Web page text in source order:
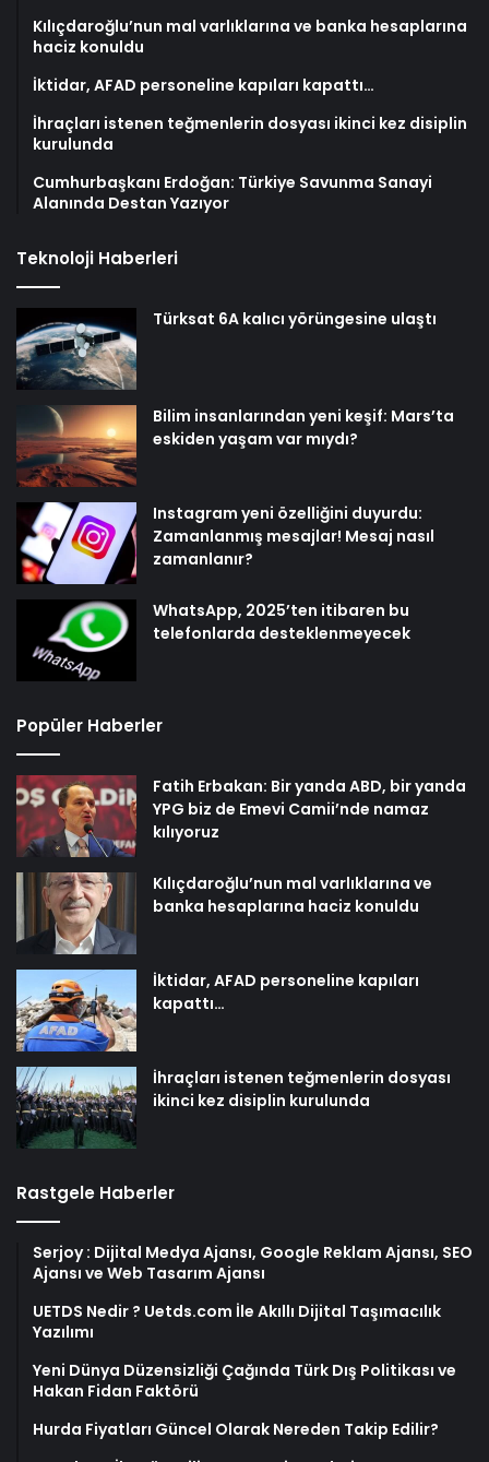
Kılıçdaroğlu’nun mal varlıklarına ve banka hesaplarına
haciz konuldu
İktidar, AFAD personeline kapıları kapattı…
İhraçları istenen teğmenlerin dosyası ikinci kez disiplin
kurulunda
Cumhurbaşkanı Erdoğan: Türkiye Savunma Sanayi
Alanında Destan Yazıyor
Teknoloji Haberleri
Türksat 6A kalıcı yörüngesine ulaştı
Bilim insanlarından yeni keşif: Mars’ta
eskiden yaşam var mıydı?
Instagram yeni özelliğini duyurdu:
Zamanlanmış mesajlar! Mesaj nasıl
zamanlanır?
WhatsApp, 2025’ten itibaren bu
telefonlarda desteklenmeyecek
Popüler Haberler
Fatih Erbakan: Bir yanda ABD, bir yanda
YPG biz de Emevi Camii’nde namaz
kılıyoruz
Kılıçdaroğlu’nun mal varlıklarına ve
banka hesaplarına haciz konuldu
İktidar, AFAD personeline kapıları
kapattı…
İhraçları istenen teğmenlerin dosyası
ikinci kez disiplin kurulunda
Rastgele Haberler
Serjoy : Dijital Medya Ajansı, Google Reklam Ajansı, SEO
Ajansı ve Web Tasarım Ajansı
UETDS Nedir ? Uetds.com İle Akıllı Dijital Taşımacılık
Yazılımı
Yeni Dünya Düzensizliği Çağında Türk Dış Politikası ve
Hakan Fidan Faktörü
Hurda Fiyatları Güncel Olarak Nereden Takip Edilir?